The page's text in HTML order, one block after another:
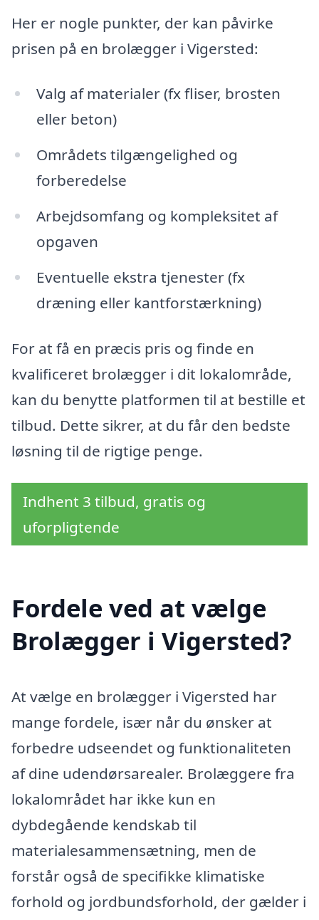
Her er nogle punkter, der kan påvirke
prisen på en brolægger i Vigersted:
Valg af materialer (fx fliser, brosten
eller beton)
Områdets tilgængelighed og
forberedelse
Arbejdsomfang og kompleksitet af
opgaven
Eventuelle ekstra tjenester (fx
dræning eller kantforstærkning)
For at få en præcis pris og finde en
kvalificeret brolægger i dit lokalområde,
kan du benytte platformen til at bestille et
tilbud. Dette sikrer, at du får den bedste
løsning til de rigtige penge.
Indhent 3 tilbud, gratis og
uforpligtende
Fordele ved at vælge
Brolægger i Vigersted?
At vælge en brolægger i Vigersted har
mange fordele, især når du ønsker at
forbedre udseendet og funktionaliteten
af dine udendørsarealer. Brolæggere fra
lokalområdet har ikke kun en
dybdegående kendskab til
materialesammensætning, men de
forstår også de specifikke klimatiske
forhold og jordbundsforhold, der gælder i